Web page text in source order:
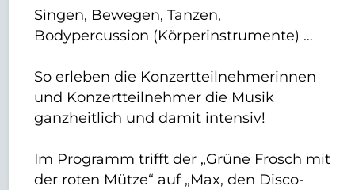
Singen, Bewegen, Tanzen,
Bodypercussion (Körperinstrumente) …
So erleben die Konzertteilnehmerinnen
und Konzertteilnehmer die Musik
ganzheitlich und damit intensiv!
Im Programm trifft der „Grüne Frosch mit
der roten Mütze“ auf „Max, den Disco-